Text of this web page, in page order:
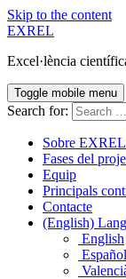
Skip to the content
EXREL
Excel·lència
Toggle mobile menu
Search for:
Sobre EXREL
Fases del
Equip
Principals
Contacte
(English)
English
Español